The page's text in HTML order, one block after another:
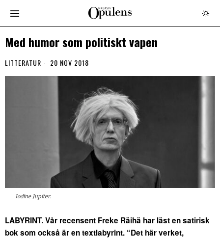
Med humor som politiskt vapen
LITTERATUR 20 NOV 2018
Iodine Jupiter.
LABYRINT. Vår recensent Freke Räihä har läst en satirisk
bok som också är en textlabyrint. “Det här verket,